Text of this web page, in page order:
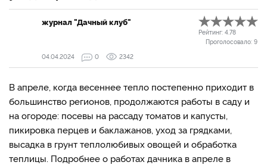
журнал "Дачный клуб"
Рейтинг: 4.78
Проголосовало: 9
04.04.2024
0 2342
В апреле, когда весеннее тепло постепенно приходит в
большинство регионов, продолжаются работы в саду и
на огороде: посевы на рассаду томатов и капусты,
пикировка перцев и баклажанов, уход за грядками,
высадка в грунт теплолюбивых овощей и обработка
теплицы. Подробнее о работах дачника в апреле в